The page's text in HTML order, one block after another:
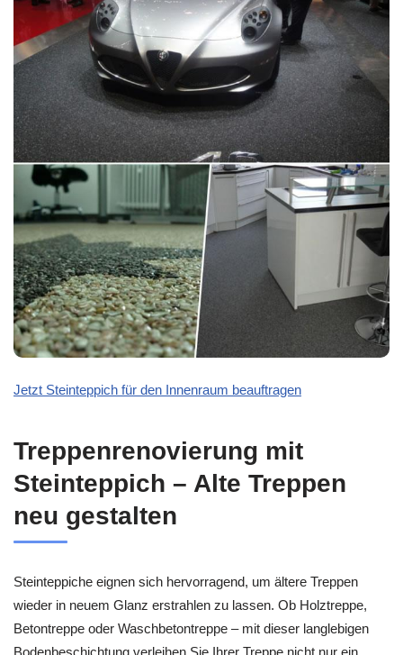
Jetzt Steinteppich für den Innenraum beauftragen
Treppenrenovierung mit
Steinteppich – Alte Treppen
neu gestalten
Steinteppiche eignen sich hervorragend, um ältere Treppen
wieder in neuem Glanz erstrahlen zu lassen. Ob Holztreppe,
Betontreppe oder Waschbetontreppe – mit dieser langlebigen
Bodenbeschichtung verleihen Sie Ihrer Treppe nicht nur ein